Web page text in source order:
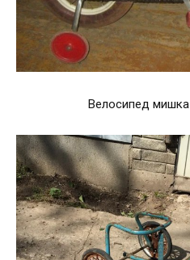
Велосипед